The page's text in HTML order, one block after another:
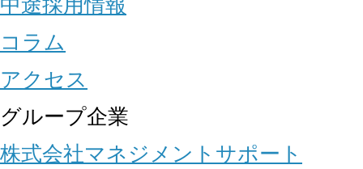
中途採用情報
コラム
アクセス
グループ企業
株式会社マネジメントサポート